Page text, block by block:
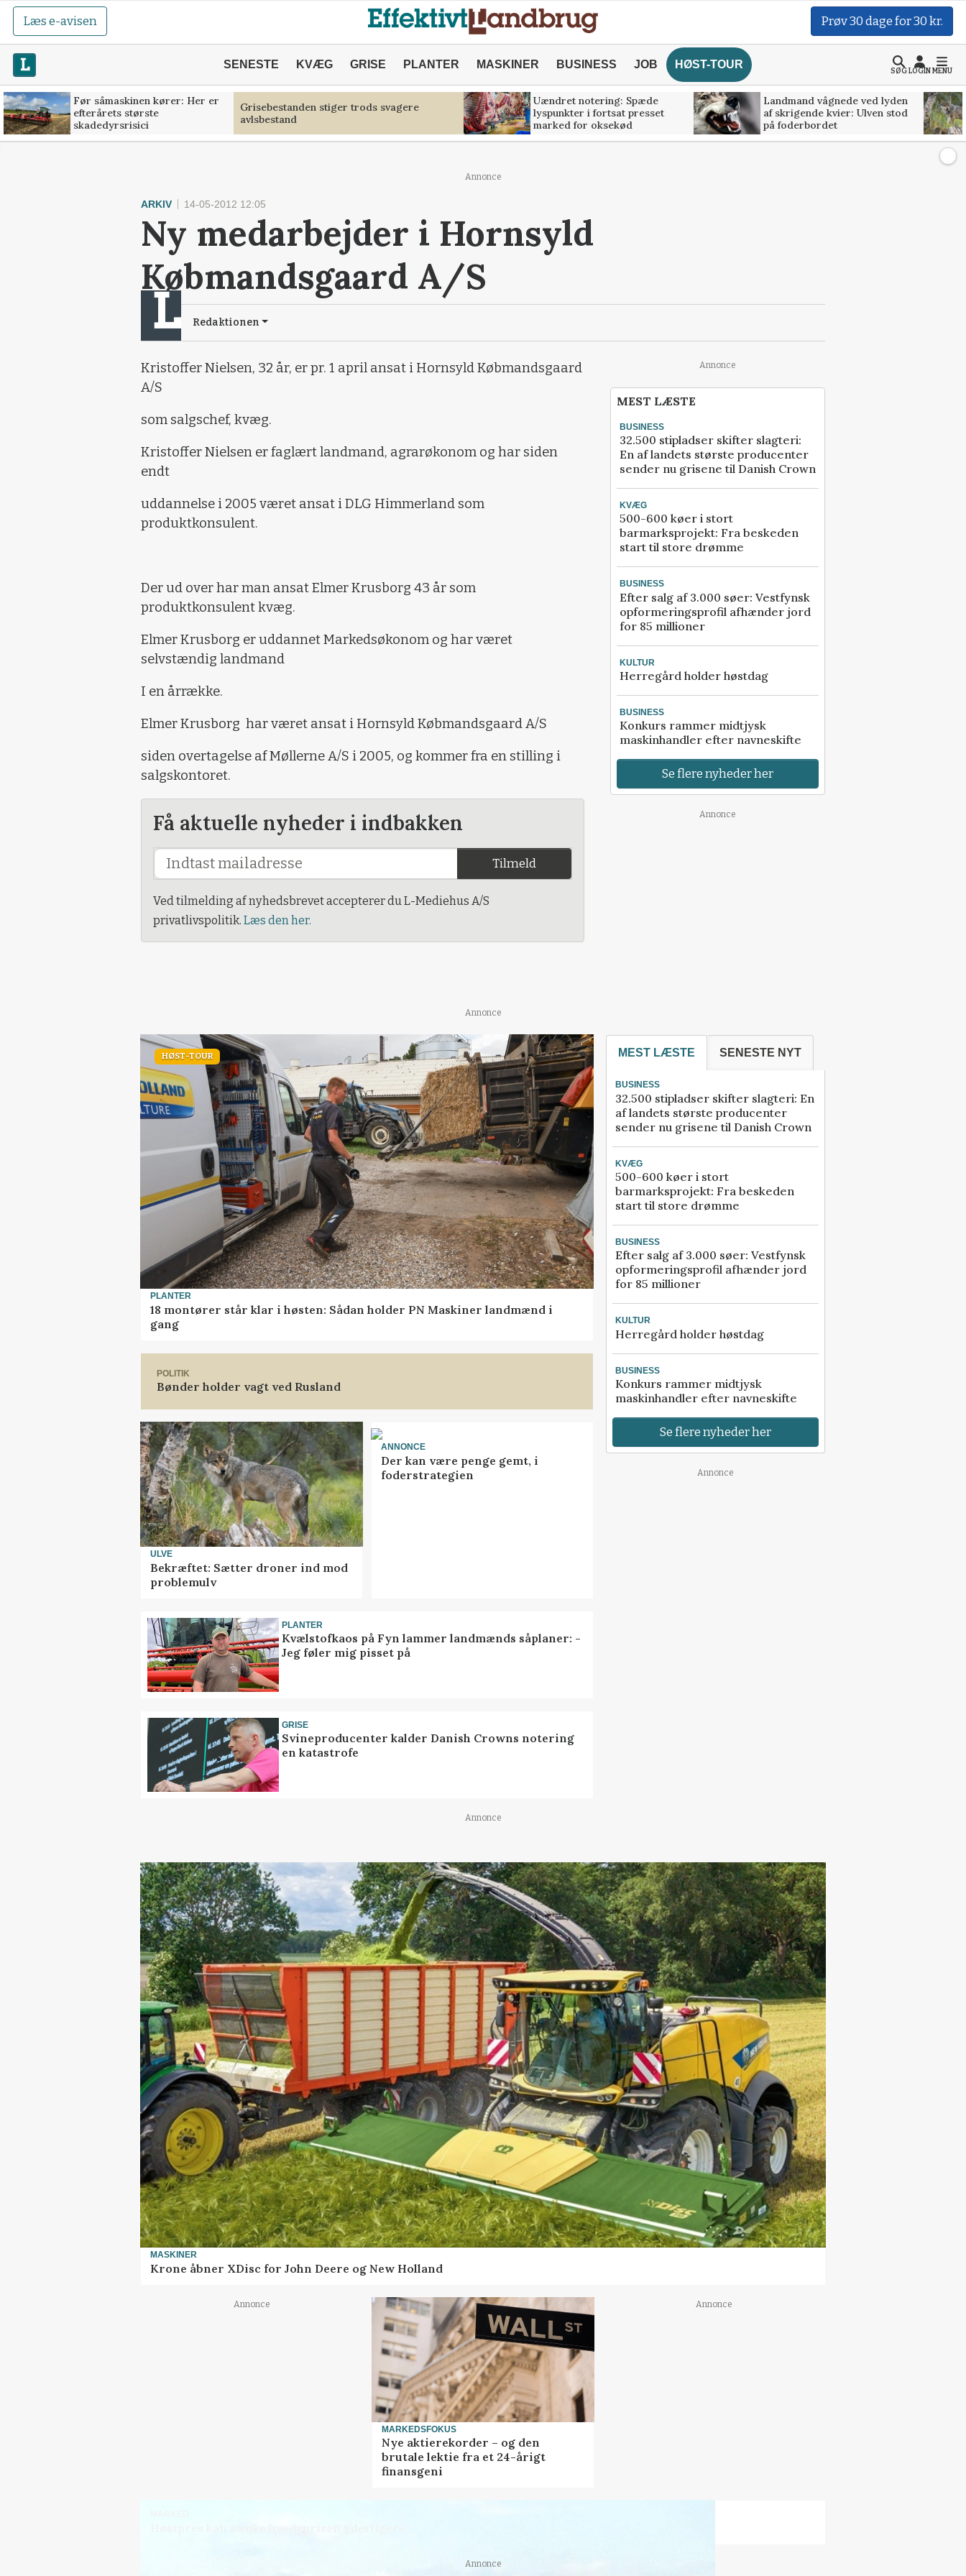
Læs e-avisen Prøv 30 dage for 30 kr.
SENESTE KVÆG GRISE PLANTER MASKINER BUSINESS JOB HØST-TOUR
SØGLOGINMENU
Før såmaskinen kører: Her er
efterårets største
skadedyrsrisici
Grisebestanden stiger trods svagere
avlsbestand
Uændret notering: Spæde
lyspunkter i fortsat presset
marked for oksekød
Landmand vågnede ved lyden
af skrigende kvier: Ulven stod
på foderbordet
Annonce
ARKIV 14-05-2012 12:05
Ny medarbejder i Hornsyld
Købmandsgaard A/S
Redaktionen
Kristoffer Nielsen, 32 år, er pr. 1 april ansat i Hornsyld Købmandsgaard
A/S
som salgschef, kvæg.
Kristoffer Nielsen er faglært landmand, agrarøkonom og har siden
endt
uddannelse i 2005 været ansat i DLG Himmerland som
produktkonsulent.
Der ud over har man ansatElmer Krusborg 43 år som
produktkonsulent kvæg.
Elmer Krusborg eruddannet Markedsøkonom og har været
selvstændig landmand
I en årrække.
Elmer Krusborg har været ansat i Hornsyld Købmandsgaard A/S
siden overtagelse af Møllerne A/S i 2005, og kommer fra en stilling i
salgskontoret.
Få aktuelle nyheder i indbakken
Tilmeld
Ved tilmelding af nyhedsbrevet accepterer du L-Mediehus A/S
privatlivspolitik. Læs den her.
Annonce
MEST LÆSTE
BUSINESS
32.500 stipladser skifter slagteri:
En af landets største producenter
sender nu grisene til Danish Crown
KVÆG
500-600 køer i stort
barmarksprojekt: Fra beskeden
start til store drømme
BUSINESS
Efter salg af 3.000 søer: Vestfynsk
opformeringsprofil afhænder jord
for 85 millioner
KULTUR
Herregård holder høstdag
BUSINESS
Konkurs rammer midtjysk
maskinhandler efter navneskifte
Se flere nyheder her
Annonce
Annonce
HØST-TOUR
PLANTER
18 montører står klar i høsten: Sådan holder PN Maskiner landmænd i
gang
POLITIK
Bønder holder vagt ved Rusland
ULVE
Bekræftet: Sætter droner ind mod
problemulv
ANNONCE
Der kan være penge gemt, i
foderstrategien
PLANTER
Kvælstofkaos på Fyn lammer landmænds såplaner: -
Jeg føler mig pisset på
GRISE
Svineproducenter kalder Danish Crowns notering
en katastrofe
MEST LÆSTE SENESTE NYT
BUSINESS
32.500 stipladser skifter slagteri: En
af landets største producenter
sender nu grisene til Danish Crown
KVÆG
500-600 køer i stort
barmarksprojekt: Fra beskeden
start til store drømme
BUSINESS
Efter salg af 3.000 søer: Vestfynsk
opformeringsprofil afhænder jord
for 85 millioner
KULTUR
Herregård holder høstdag
BUSINESS
Konkurs rammer midtjysk
maskinhandler efter navneskifte
Se flere nyheder her
Annonce
Annonce
MASKINER
Krone åbner XDisc for John Deere og New Holland
Annonce
MARKEDSFOKUS
Nye aktierekorder – og den
brutale lektie fra et 24-årigt
finansgeni
Annonce
Annonce